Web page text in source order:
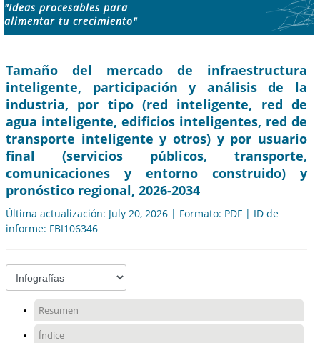
"Ideas procesables para
alimentar tu crecimiento"
Tamaño del mercado de infraestructura
inteligente, participación y análisis de la
industria, por tipo (red inteligente, red de
agua inteligente, edificios inteligentes, red de
transporte inteligente y otros) y por usuario
final (servicios públicos, transporte,
comunicaciones y entorno construido) y
pronóstico regional, 2026-2034
Última actualización: July 20, 2026 | Formato: PDF | ID de
informe: FBI106346
Resumen
Índice